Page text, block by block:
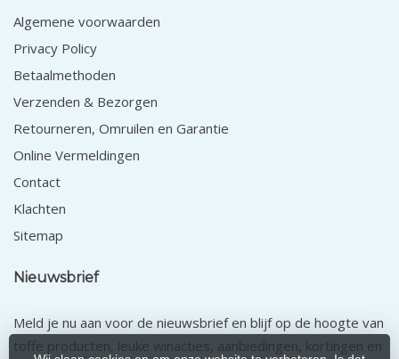
Algemene voorwaarden
Privacy Policy
Betaalmethoden
Verzenden & Bezorgen
Retourneren, Omruilen en Garantie
Online Vermeldingen
Contact
Klachten
Sitemap
Nieuwsbrief
Meld je nu aan voor de nieuwsbrief en blijf op de hoogte van
toffe producten, leuke winacties, aanbiedingen, kortingen en